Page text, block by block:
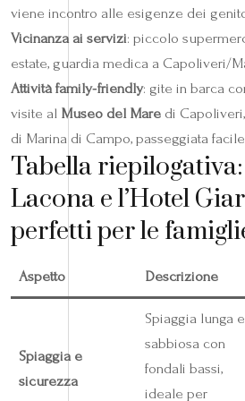
viene incontro alle esigenze dei
Vicinanza ai servizi: piccolo
estate, guardia medica a Capoliveri/
Attività family‑friendly: gite in barca
visite al Museo del Mare di Capoliveri,
di Marina di Campo, passeggiata
Tabella
Lacona e l’Hotel
perfetti per le
Aspetto Descrizione
Spiaggia e
sicurezza
Spiaggia lunga e
sabbiosa con
fondali bassi,
ideale per